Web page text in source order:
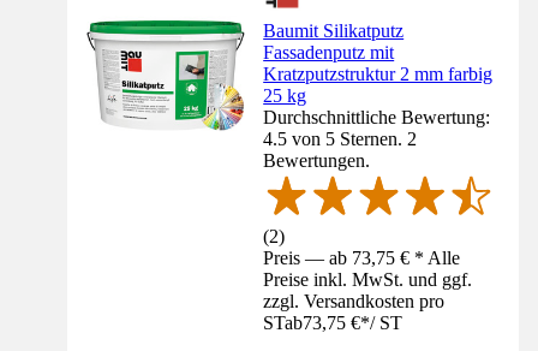
Baumit Silikatputz
Fassadenputz mit
Kratzputzstruktur 2 mm farbig
25 kg
Durchschnittliche Bewertung:
4.5 von 5 Sternen. 2
Bewertungen.
(2)
Preis — ab 73,75 € * Alle
Preise inkl. MwSt. und ggf.
zzgl. Versandkosten pro
STab73,75 €*/ ST